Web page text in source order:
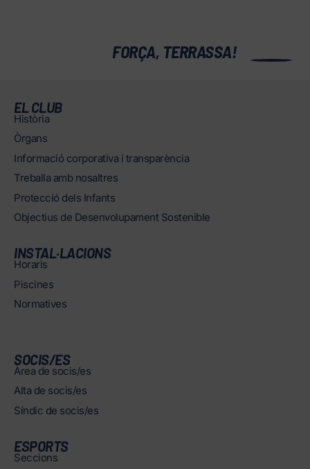
FORÇA, TERRASSA!
EL CLUB
Història
Òrgans
Informació corporativa i transparència
Treballa amb nosaltres
Protecció dels Infants
Objectius de Desenvolupament Sostenible
INSTAL·LACIONS
Horaris
Piscines
Normatives
SOCIS/ES
Àrea de socis/es
Alta de socis/es
Síndic de socis/es
ESPORTS
Seccions